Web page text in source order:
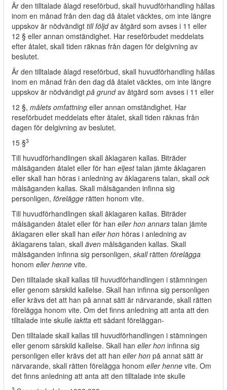
Är den tilltalade ålagd reseförbud, skall huvudförhandling hållas
inom en månad från den dag då åtalet väcktes, om inte längre
uppskov är nödvändigt till följdav åtgärd som avses i 11 eller
12 § eller annan omständighet. Har reseförbudet meddelats
efter åtalet, skall tiden räknas från dagen för delgivning av
beslutet.
Är den tilltalade ålagd reseförbud, skall huvudförhandling hållas
inom en månad från den dag då åtalet väcktes, om inte längre
uppskov är nödvändigt på grundav åtgärd som avses i 11 eller
12 §, målets omfattning eller annan omständighet. Har
reseförbudet meddelats efter åtalet, skall tiden räknas från
dagen för delgivning av beslutet.
15 §3
Till huvudförhandlingen skall åklagaren kallas. Biträder
målsäganden åtalet eller för han eljesttalan jämte åklagaren
eller skall han höras i anledning av åklagarens talan, skall ock
målsäganden kallas. Skall målsäganden infinna sig
personligen, förelägge rätten honom vite.
Till huvudförhandlingen skall åklagaren kallas. Biträder
målsäganden åtalet eller för han eller hon annars talan jämte
åklagaren eller skall han eller hon höras i anledning av
åklagarens talan, skall även målsäganden kallas. Skall
målsäganden infinna sig personligen, skall rätten förelägga
honom eller henne vite.
Den tilltalade skall kallas till huvudförhandlingen i stämningen
eller genom särskild kallelse. Skall han infinna sig personligen
eller krävs det att han på annat sätt är närvarande, skall rätten
förelägga honom vite. Om det finns anledning att anta att den
tilltalade inte skulle iaktta ett sådant föreläggan-
Den tilltalade skall kallas till huvudförhandlingen i stämningen
eller genom särskild kallelse. Skall han eller hon infinna sig
personligen eller krävs det att han eller hon på annat sätt är
närvarande, skall rätten förelägga honom eller henne vite. Om
det finns anledning att anta att den tilltalade inte skulle